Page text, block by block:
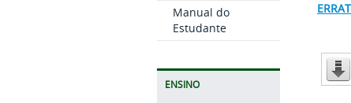
Manual do
Estudante
ENSINO